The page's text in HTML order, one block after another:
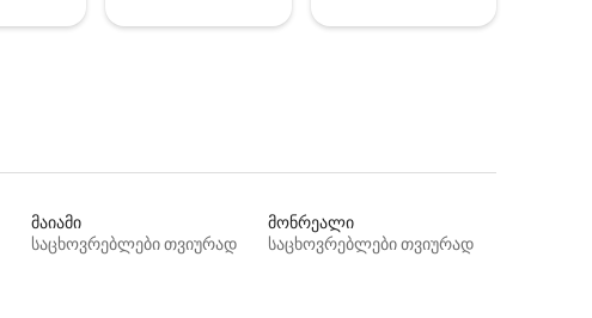
მაიამი
საცხოვრებლები თვიურად
მონრეალი
საცხოვრებლები თვიურად